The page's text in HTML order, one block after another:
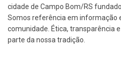
cidade de Campo Bom/RS
Somos referência em informação
comunidade. Ética, transparência
parte da nossa tradição.